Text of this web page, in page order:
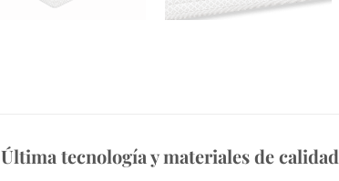
Última tecnología y materiales de calidad